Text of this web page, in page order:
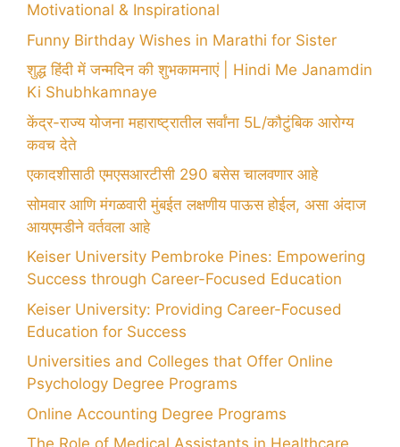
Motivational & Inspirational
Funny Birthday Wishes in Marathi for Sister
शुद्ध हिंदी में जन्मदिन की शुभकामनाएं | Hindi Me Janamdin
Ki Shubhkamnaye
केंद्र-राज्य योजना महाराष्ट्रातील सर्वांना 5L/कौटुंबिक आरोग्य
कवच देते
एकादशीसाठी एमएसआरटीसी 290 बसेस चालवणार आहे
सोमवार आणि मंगळवारी मुंबईत लक्षणीय पाऊस होईल, असा अंदाज
आयएमडीने वर्तवला आहे
Keiser University Pembroke Pines: Empowering
Success through Career-Focused Education
Keiser University: Providing Career-Focused
Education for Success
Universities and Colleges that Offer Online
Psychology Degree Programs
Online Accounting Degree Programs